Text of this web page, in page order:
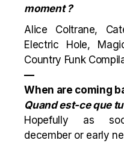
moment ?
Alice Coltrane,
Electric Hole,
Country Funk
—
When are coming
Quand est-ce que
Hopefully as
december or early